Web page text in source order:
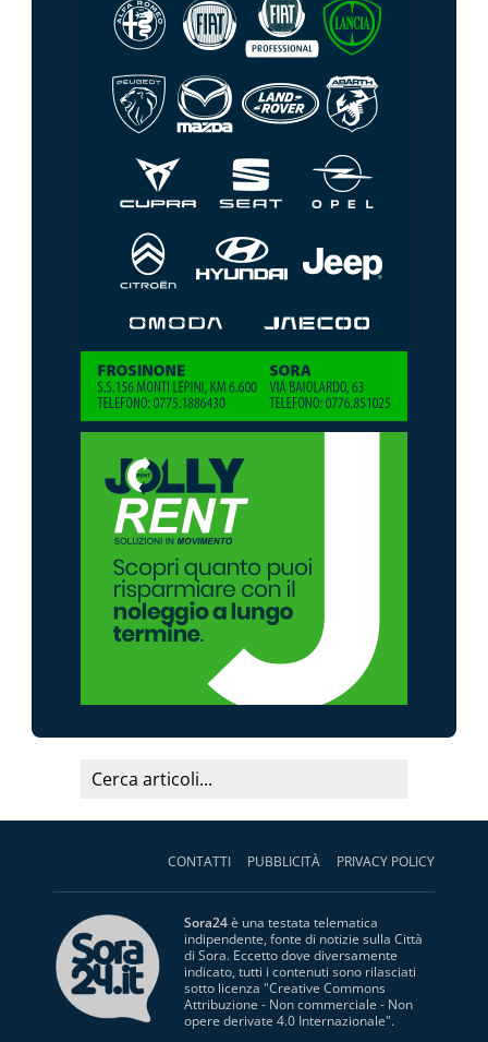
CONTATTI PUBBLICITÀ PRIVACY POLICY
Sora24è una testata telematica
indipendente, fonte di notizie sulla Città
di Sora. Eccetto dove diversamente
indicato, tutti i contenuti sono rilasciati
sotto licenza "Creative Commons
Attribuzione - Non commerciale - Non
opere derivate 4.0 Internazionale".